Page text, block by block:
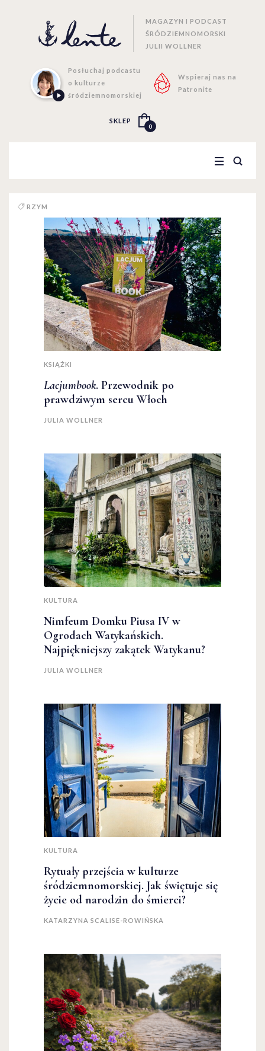
MAGAZYN I PODCAST
ŚRÓDZIEMNOMORSKI
JULII WOLLNER
Posłuchaj podcastu
o kulturze
śródziemnomorskiej
Wspieraj nas na
Patronite
SKLEP
0
RZYM
KSIĄŻKI
Lacjumbook. Przewodnik po
prawdziwym sercu Włoch
JULIA WOLLNER
KULTURA
Nimfeum Domku Piusa IV w
Ogrodach Watykańskich.
Najpiękniejszy zakątek Watykanu?
JULIA WOLLNER
KULTURA
Rytuały przejścia w kulturze
śródziemnomorskiej. Jak świętuje się
życie od narodzin do śmierci?
KATARZYNA SCALISE-ROWIŃSKA